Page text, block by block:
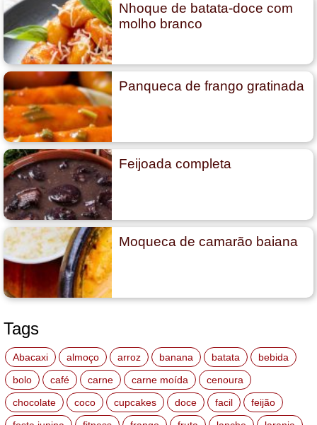
Nhoque de batata-doce com
molho branco
Panqueca de frango gratinada
Feijoada completa
Moqueca de camarão baiana
Tags
Abacaxi almoço arroz banana batata
bebida
bolo
café carne carne moída
cenoura
chocolate
coco cupcakes doce facil
feijão